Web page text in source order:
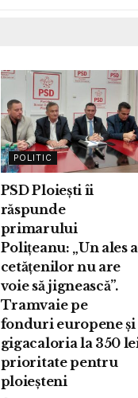
POLITIC
PSD Ploiești îi
răspunde
primarului
Polițeanu: „Un ales
cetățenilor nu are
voie să jignească”.
Tramvaie pe
fonduri europene și
gigacaloria la 350
prioritate pentru
ploieșteni